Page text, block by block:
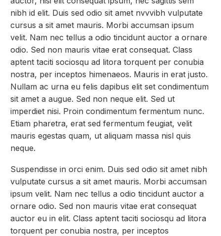
nibh id elit. Duis sed odio sit amet nvvvibh vulputate
cursus a sit amet mauris. Morbi accumsan ipsum
velit. Nam nec tellus a odio tincidunt auctor a ornare
odio. Sed non mauris vitae erat consequat. Class
aptent taciti sociosqu ad litora torquent per conubia
nostra, per inceptos himenaeos. Mauris in erat justo.
Nullam ac urna eu felis dapibus elit set condimentum
sit amet a augue. Sed non neque elit. Sed ut
imperdiet nisi. Proin condimentum fermentum nunc.
Etiam pharetra, erat sed fermentum feugiat, velit
mauris egestas quam, ut aliquam massa nisl quis
neque.
Suspendisse in orci enim. Duis sed odio sit amet nibh
vulputate cursus a sit amet mauris. Morbi accumsan
ipsum velit. Nam nec tellus a odio tincidunt auctor a
ornare odio. Sed non mauris vitae erat consequat
auctor eu in elit. Class aptent taciti sociosqu ad litora
torquent per conubia nostra, per inceptos